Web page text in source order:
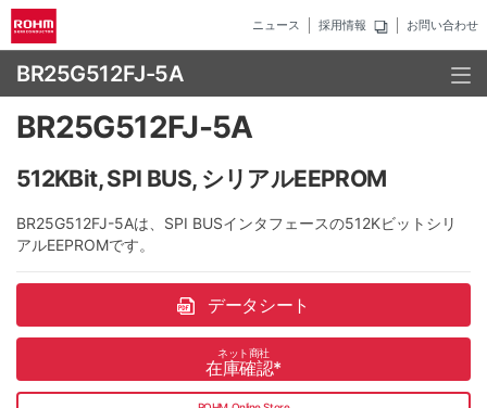
ニュース 採用情報 お問い合わせ
BR25G512FJ-5A
BR25G512FJ-5A
512KBit, SPI BUS, シリアルEEPROM
BR25G512FJ-5Aは、SPI BUSインタフェースの512Kビットシリ
アルEEPROMです。
データシート
ネット商社
在庫確認*